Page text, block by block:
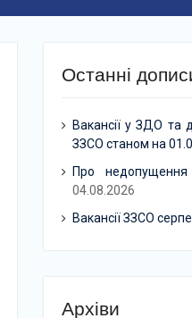
Останні
Вакансії у ЗДО та
ЗЗСО станом на
Про недопущення
04.08.2026
Вакансії ЗЗСО
Архіви